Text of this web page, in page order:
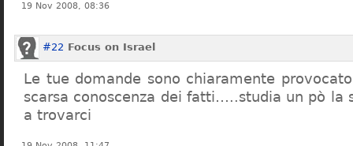
19 Nov 2008, 08:36
#22 Focus on Israel
Le tue domande sono chiaramente
scarsa conoscenza dei fatti…..studia un pò la
a trovarci